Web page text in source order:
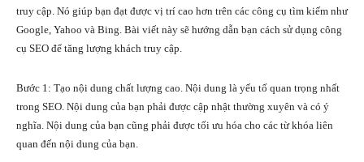
truy cập. Nó giúp bạn đạt được vị trí cao hơn trên các công cụ tìm kiếm như
Google, Yahoo và Bing. Bài viết này sẽ hướng dẫn bạn cách sử dụng công
cụ SEO để tăng lượng khách truy cập.
Bước 1: Tạo nội dung chất lượng cao. Nội dung là yếu tố quan trọng nhất
trong SEO. Nội dung của bạn phải được cập nhật thường xuyên và có ý
nghĩa. Nội dung của bạn cũng phải được tối ưu hóa cho các từ khóa liên
quan đến nội dung của bạn.